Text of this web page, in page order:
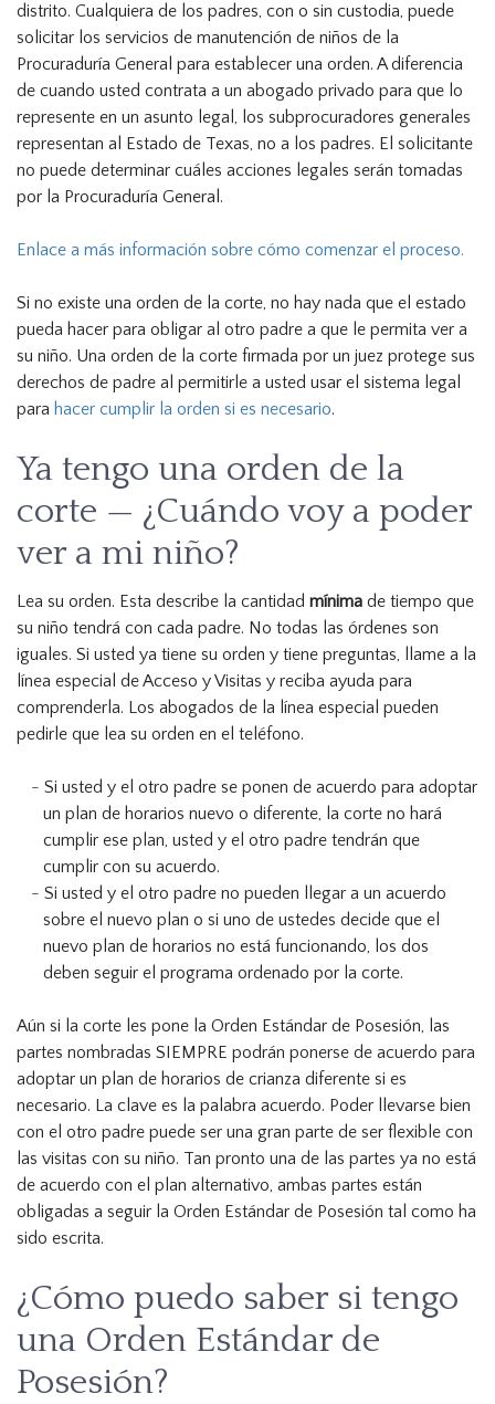
distrito. Cualquiera de los padres, con o sin custodia, puede
solicitar los servicios de manutención de niños de la
Procuraduría General para establecer una orden. A diferencia
de cuando usted contrata a un abogado privado para que lo
represente en un asunto legal, los subprocuradores generales
representan al Estado de Texas, no a los padres. El solicitante
no puede determinar cuáles acciones legales serán tomadas
por la Procuraduría General.
Enlace a más información sobre cómo comenzar el proceso.
Si no existe una orden de la corte, no hay nada que el estado
pueda hacer para obligar al otro padre a que le permita ver a
su niño. Una orden de la corte firmada por un juez protege sus
derechos de padre al permitirle a usted usar el sistema legal
para hacer cumplir la orden si es necesario.
Ya tengo una orden de la
corte — ¿Cuándo voy a poder
ver a mi niño?
Lea su orden. Esta describe la cantidad mínima de tiempo que
su niño tendrá con cada padre. No todas las órdenes son
iguales. Si usted ya tiene su orden y tiene preguntas, llame a la
línea especial de Acceso y Visitas y reciba ayuda para
comprenderla. Los abogados de la línea especial pueden
pedirle que lea su orden en el teléfono.
Si usted y el otro padre se ponen de acuerdo para adoptar
un plan de horarios nuevo o diferente, la corte no hará
cumplir ese plan, usted y el otro padre tendrán que
cumplir con su acuerdo.
Si usted y el otro padre no pueden llegar a un acuerdo
sobre el nuevo plan o si uno de ustedes decide que el
nuevo plan de horarios no está funcionando, los dos
deben seguir el programa ordenado por la corte.
Aún si la corte les pone la Orden Estándar de Posesión, las
partes nombradas SIEMPRE podrán ponerse de acuerdo para
adoptar un plan de horarios de crianza diferente si es
necesario. La clave es la palabra acuerdo. Poder llevarse bien
con el otro padre puede ser una gran parte de ser flexible con
las visitas con su niño. Tan pronto una de las partes ya no está
de acuerdo con el plan alternativo, ambas partes están
obligadas a seguir la Orden Estándar de Posesión tal como ha
sido escrita.
¿Cómo puedo saber si tengo
una Orden Estándar de
Posesión?